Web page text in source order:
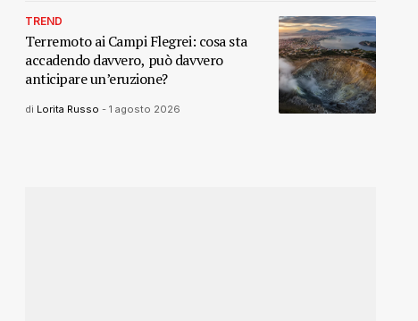
TREND
Terremoto ai Campi Flegrei: cosa sta
accadendo davvero, può davvero
anticipare un’eruzione?
di Lorita Russo - 1 agosto 2026